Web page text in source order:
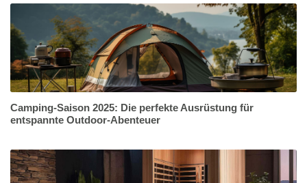
Camping-Saison 2025: Die perfekte Ausrüstung für
entspannte Outdoor-Abenteuer